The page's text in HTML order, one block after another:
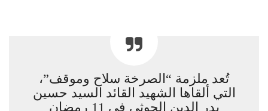
تُعد ملزمة “الصرخة سلاح وموقف”،
التي ألقاها الشهيد القائد السيد حسين
بدر الدين الحوثي في 11 رمضان